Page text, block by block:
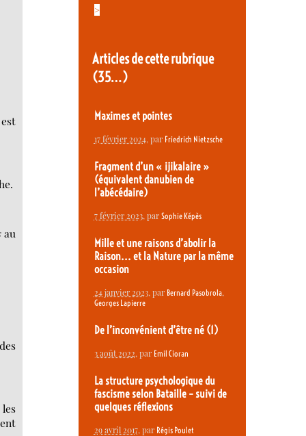
au
>
Articles de cette rubrique
(35…)
Maximes et pointes
17 février 2024, par Friedrich Nietzsche
Fragment d’un « ijikalaire »
(équivalent danubien de
l’abécédaire)
7 février 2023, par Sophie Képès
Mille et une raisons d’abolir la
Raison... et la Nature par la même
occasion
24 janvier 2023, par Bernard Pasobrola,
Georges Lapierre
De l’inconvénient d’être né (1)
3 août 2022, par Emil Cioran
La structure psychologique du
fascisme selon Bataille – suivi de
quelques réflexions
29 avril 2017, par Régis Poulet